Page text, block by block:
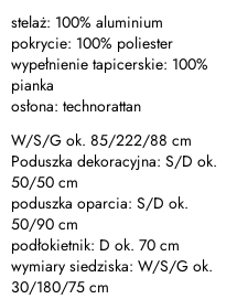
stelaż: 100% aluminium
pokrycie: 100% poliester
wypełnienie tapicerskie: 100%
pianka
osłona: technorattan
W/S/G ok. 85/222/88 cm
Poduszka dekoracyjna: S/D ok.
50/50 cm
poduszka oparcia: S/D ok.
50/90 cm
podłokietnik: D ok. 70 cm
wymiary siedziska: W/S/G ok.
30/180/75 cm